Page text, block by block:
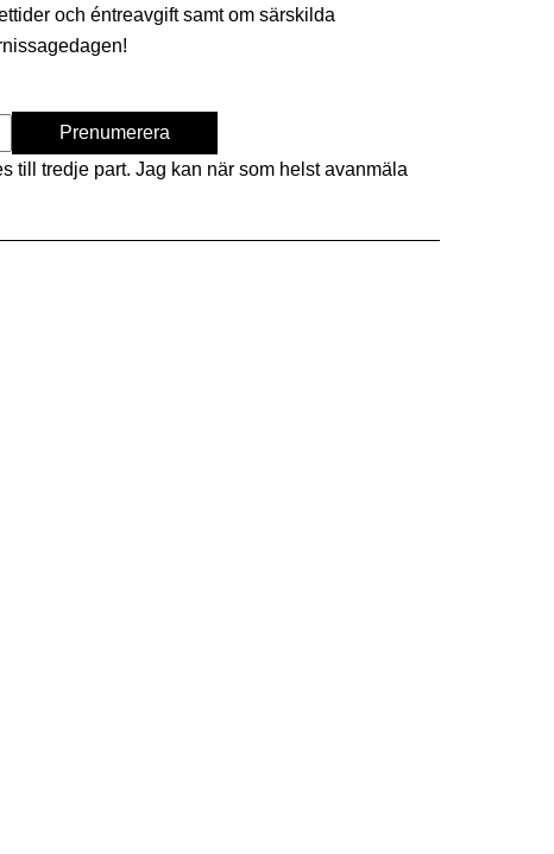
och éntreavgift samt om särskilda
till tredje part. Jag kan när som helst avanmäla